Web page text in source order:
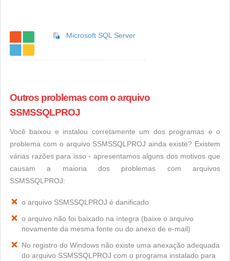
Microsoft SQL Server
Outros problemas com o arquivo
SSMSSQLPROJ
Você baixou e instalou corretamente um dos programas e o
problema com o arquivo SSMSSQLPROJ ainda existe? Existem
várias razões para isso - apresentamos alguns dos motivos que
causam a maioria dos problemas com arquivos
SSMSSQLPROJ:
o arquivo SSMSSQLPROJ é danificado
o arquivo não foi baixado na íntegra (baixe o arquivo
novamente da mesma fonte ou do anexo de e-mail)
No registro do Windows não existe uma anexação adequada
do arquivo SSMSSQLPROJ com o programa instalado para